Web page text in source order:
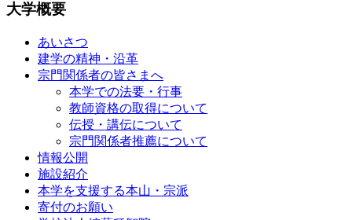
大学概要
あいさつ
建学の精神・沿革
宗門関係者の皆さまへ
本学での法要・行事
教師資格の取得について
伝授・講伝について
宗門関係者推薦について
情報公開
施設紹介
本学を支援する本山・宗派
寄付のお願い